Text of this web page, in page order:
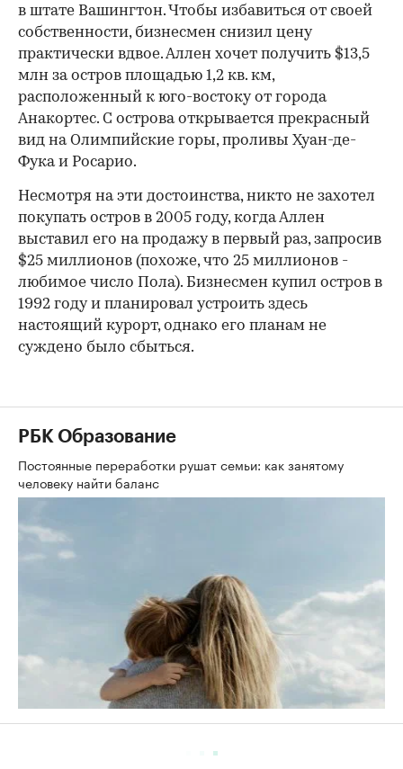
00:00 / 00:00
в штате Вашингтон. Чтобы избавиться от своей
собственности, бизнесмен снизил цену
практически вдвое. Аллен хочет получить $13,5
млн за остров площадью 1,2 кв. км,
расположенный к юго-востоку от города
Анакортес. С острова открывается прекрасный
вид на Олимпийские горы, проливы Хуан-де-
Фука и Росарио.
Несмотря на эти достоинства, никто не захотел
покупать остров в 2005 году, когда Аллен
выставил его на продажу в первый раз, запросив
$25 миллионов (похоже, что 25 миллионов -
любимое число Пола). Бизнесмен купил остров в
1992 году и планировал устроить здесь
настоящий курорт, однако его планам не
суждено было сбыться.
РБК Образование
Постоянные переработки рушат семьи: как занятому
человеку найти баланс